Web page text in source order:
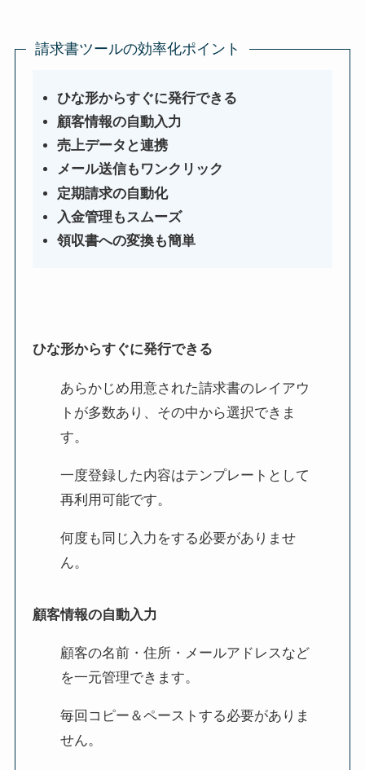
請求書ツールの効率化ポイント
ひな形からすぐに発行できる
顧客情報の自動入力
売上データと連携
メール送信もワンクリック
定期請求の自動化
入金管理もスムーズ
領収書への変換も簡単
ひな形からすぐに発行できる
あらかじめ用意された請求書のレイアウ
トが多数あり、その中から選択できま
す。
一度登録した内容はテンプレートとして
再利用可能です。
何度も同じ入力をする必要がありませ
ん。
顧客情報の自動入力
顧客の名前・住所・メールアドレスなど
を一元管理できます。
毎回コピー＆ペーストする必要がありま
せん。